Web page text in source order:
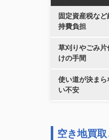
固定資産税など
持費負担
草刈りやごみ片
けの手間
使い道が決まら
い不安
空き地買